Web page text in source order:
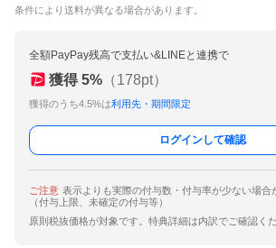
条件により送料が異なる場合があります。
全額PayPay残高で支払い&LINEと連携で
獲得 5% （178pt）
獲得のうち4.5%は利用先・期間限定
ログインして確認
ご注意 表示よりも実際の付与数・付与率が少ない場合
（付与上限、未確定の付与等）
原則税抜価格が対象です。特典詳細は内訳でご確認くだ